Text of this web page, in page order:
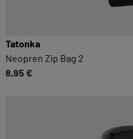
Tatonka
Neopren Zip Bag 2
8,95 €